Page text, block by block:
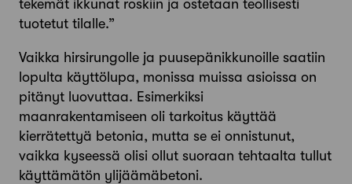
tekemät ikkunat roskiin ja ostetaan teollisesti
tuotetut tilalle.”
Vaikka hirsirungolle ja puusepän­ikkunoille saatiin
lopulta käyttölupa, monissa muissa asioissa on
pitänyt luovuttaa. Esimerkiksi
maanrakentamiseen oli tarkoitus käyttää
kierrätettyä betonia, mutta se ei onnistunut,
vaikka kyseessä olisi ollut suoraan tehtaalta tullut
käyttämätön ylijäämäbetoni.